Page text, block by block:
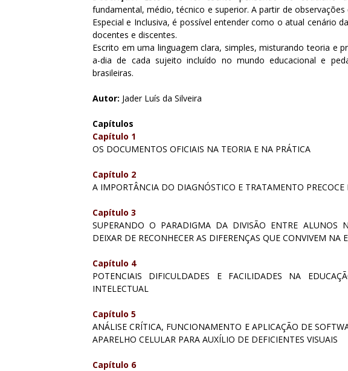
fundamental, médio, técnico e superior. A partir de
Especial e Inclusiva, é possível entender como o atual cenário
docentes e discentes.
Escrito em uma linguagem clara, simples, misturando teoria e
a-dia de cada sujeito incluído no mundo educacional e
brasileiras.
Autor: Jader Luís da Silveira
Capítulos
Capítulo 1
OS DOCUMENTOS OFICIAIS NA TEORIA E NA PRÁTICA
Capítulo 2
A IMPORTÂNCIA DO DIAGNÓSTICO E TRATAMENTO
Capítulo 3
SUPERANDO O PARADIGMA DA DIVISÃO ENTRE ALUNOS
DEIXAR DE RECONHECER AS DIFERENÇAS QUE CONVIVEM NA
Capítulo 4
POTENCIAIS DIFICULDADES E FACILIDADES NA
INTELECTUAL
Capítulo 5
ANÁLISE CRÍTICA, FUNCIONAMENTO E APLICAÇÃO DE
APARELHO CELULAR PARA AUXÍLIO DE DEFICIENTES VISUAIS
Capítulo 6